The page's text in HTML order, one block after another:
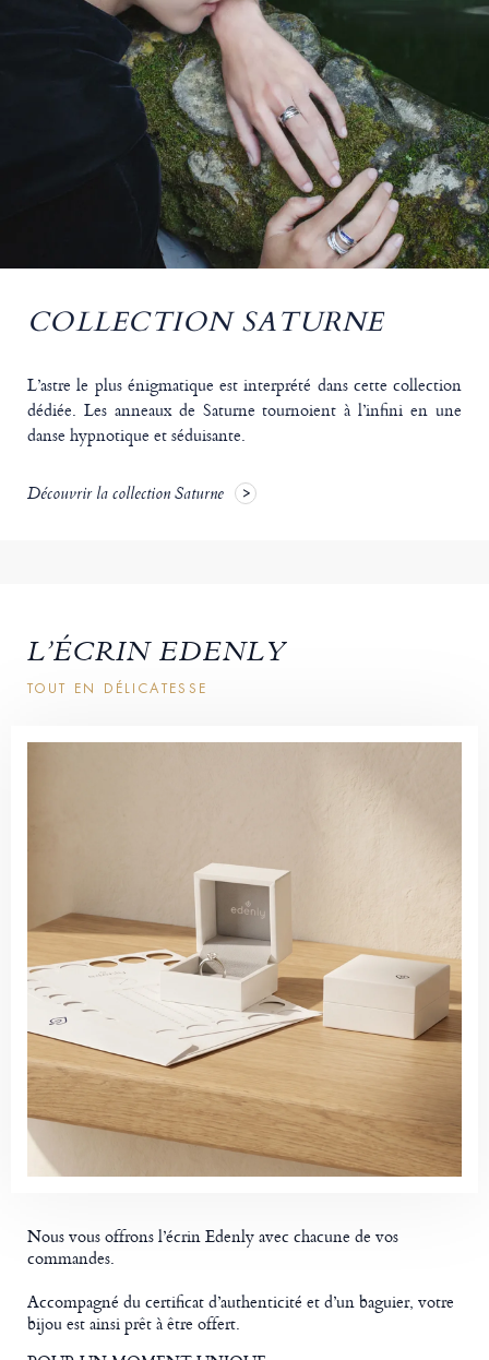
COLLECTION SATURNE
L’astre le plus énigmatique est interprété dans cette collection
dédiée. Les anneaux de Saturne tournoient à l’infini en une
danse hypnotique et séduisante.
Découvrir la collection Saturne
L’ÉCRIN EDENLY
TOUT EN DÉLICATESSE
Nous vous offrons l’écrin Edenly avec chacune de vos
commandes.
Accompagné du certificat d’authenticité et d’un baguier, votre
bijou est ainsi prêt à être offert.